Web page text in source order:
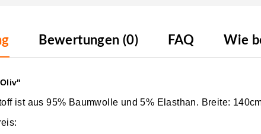
Bewertungen (0) FAQ Wie
ist aus 95% Baumwolle und 5% Elasthan. Breite: